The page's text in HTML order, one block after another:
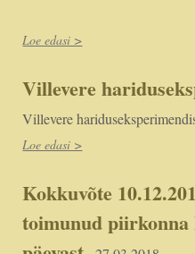
Loe edasi >
Villevere
Villevere
Loe edasi >
Kokkuvõte
toimunud